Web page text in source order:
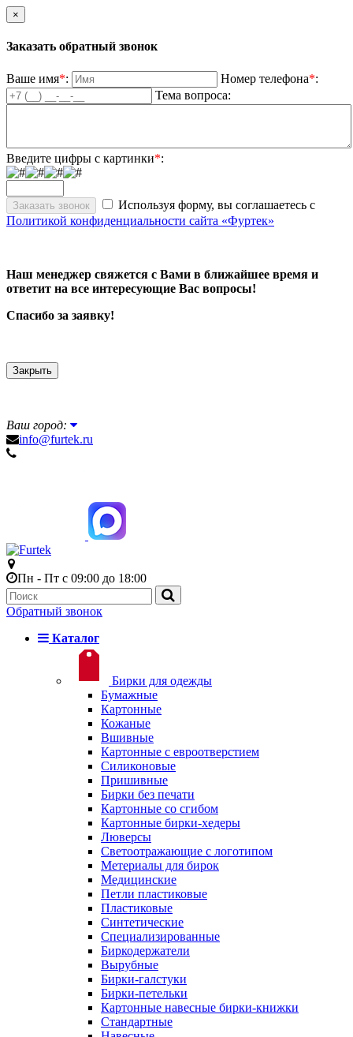
×
Заказать обратный звонок
Ваше имя*: Номер телефона*:
Тема вопроса:
Введите цифры с картинки*:
Используя форму, вы соглашаетесь с
Политикой конфиденциальности сайта «Фуртек»
Наш менеджер свяжется с Вами в ближайшее время и
ответит на все интересующие Вас вопросы!
Спасибо за заявку!
Закрыть
Ваш город:
info@furtek.ru
Пн - Пт с 09:00 до 18:00
Обратный звонок
Каталог
Бирки для одежды
Бумажные
Картонные
Кожаные
Вшивные
Картонные с евроотверстием
Силиконовые
Пришивные
Бирки без печати
Картонные со сгибом
Картонные бирки-хедеры
Люверсы
Светоотражающие с логотипом
Метериалы для бирок
Медицинские
Петли пластиковые
Пластиковые
Синтетические
Специализированные
Биркодержатели
Вырубные
Бирки-галстуки
Бирки-петельки
Картонные навесные бирки-книжки
Стандартные